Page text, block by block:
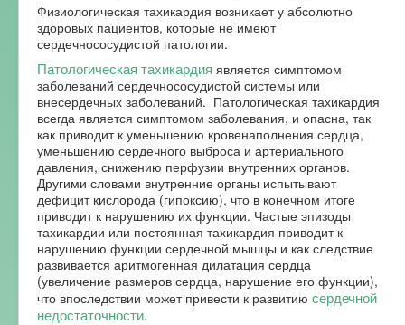
Физиологическая тахикардия возникает у абсолютно
здоровых пациентов, которые не имеют
сердечнососудистой патологии.
Патологическая тахикардия является симптомом
заболеваний сердечнососудистой системы или
внесердечных заболеваний. Патологическая тахикардия
всегда является симптомом заболевания, и опасна, так
как приводит к уменьшению кровенаполнения сердца,
уменьшению сердечного выброса и артериального
давления, снижению перфузии внутренних органов.
Другими словами внутренние органы испытывают
дефицит кислорода (гипоксию), что в конечном итоге
приводит к нарушению их функции. Частые эпизоды
тахикардии или постоянная тахикардия приводит к
нарушению функции сердечной мышцы и как следствие
развивается аритмогенная дилатация сердца
(увеличение размеров сердца, нарушение его функции),
что впоследствии может привести к развитию сердечной
недостаточности.